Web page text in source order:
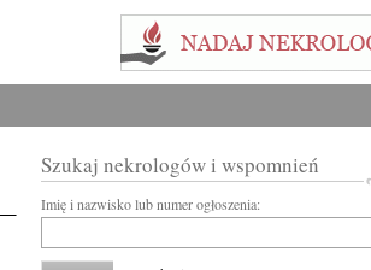
Szukaj nekrologów i wspomnień
Imię i nazwisko lub numer ogłoszenia: